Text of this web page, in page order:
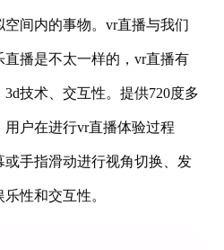
间内的事物。vr直播与我们
播是不太一样的，vr直播有
技术、交互性。提供720度多
户在进行vr直播体验过程
手指滑动进行视角切换、发
性和交互性。